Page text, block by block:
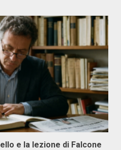
e la lezione di Falcone